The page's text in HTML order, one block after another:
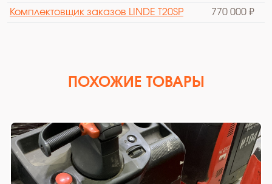
Комплектовщик заказов LINDE T20SP 770 000 ₽
ПОХОЖИЕ ТОВАРЫ